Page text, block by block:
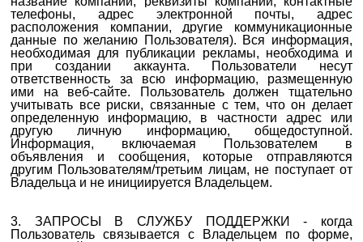
телефоны, адрес электронной почты, адрес
расположения компании, другие коммуникационные
данные по желанию Пользователя). Вся информация,
необходимая для публикации рекламы, необходима и
при создании аккаунта. Пользователи несут
ответственность за всю информацию, размещенную
ими на веб-сайте. Пользователь должен тщательно
учитывать все риски, связанные с тем, что он делает
определенную информацию, в частности адрес или
другую личную информацию, общедоступной.
Информация, включаемая Пользователем в
объявления и сообщения, которые отправляются
другим Пользователям/третьим лицам, не поступает от
Владельца и не инициируется Владельцем.
3. ЗАПРОСЫ В СЛУЖБУ ПОДДЕРЖКИ - когда
Пользователь связывается с Владельцем по форме,